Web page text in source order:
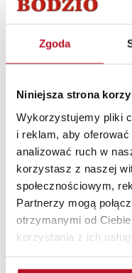
Zgoda
Niniejsza strona
Wykorzystujemy pliki
i reklam, aby
analizować ruch w
korzystasz z naszej
społecznościowym,
Partnerzy mogą
otrzymanymi od
korzystania z ich usług.
Mając małe
porządek. Nie
przytłaczałoby
nie tylko trend,
można zadać o
więc do
dodatki w taki
nie
rzeczy w
nie zagracać
ogranicz się
elementów